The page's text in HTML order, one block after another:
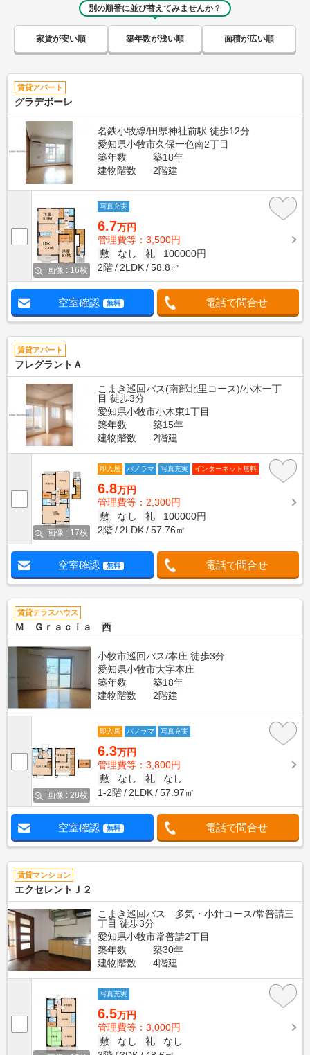
別の順番に並び替えてみませんか？
家賃が安い順 築年数が浅い順 面積が広い順
賃貸アパート
グラデボーレ
名鉄小牧線/田県神社前駅 徒歩12分
愛知県小牧市久保一色南2丁目
築年数
築18年
建物階数
2階建
画像 : 16枚
写真充実
6.7万円
管理費等：3,500円
敷
なし 礼
100000円
2階
2LDK 58.8㎡
空室確認 無料 電話で問合せ
賃貸アパート
フレグラントＡ
こまき巡回バス(南部北里コース)/小木一丁
目 徒歩3分
愛知県小牧市小木東1丁目
築年数
築15年
建物階数
2階建
画像 : 17枚
即入居 パノラマ 写真充実 インターネット無料
6.8万円
管理費等：2,300円
敷
なし 礼
100000円
2階
2LDK 57.76㎡
空室確認 無料 電話で問合せ
賃貸テラスハウス
Ｍ Ｇｒａｃｉａ 西
小牧市巡回バス/本庄 徒歩3分
愛知県小牧市大字本庄
築年数
築18年
建物階数
2階建
画像 : 28枚
即入居 パノラマ 写真充実
6.3万円
管理費等：3,800円
敷
なし 礼
なし
1-2階
2LDK 57.97㎡
空室確認 無料 電話で問合せ
賃貸マンション
エクセレントＪ２
こまき巡回バス 多気・小針コース/常普請三
丁目 徒歩3分
愛知県小牧市常普請2丁目
築年数
築30年
建物階数
4階建
写真充実
6.5万円
管理費等：3,000円
敷
なし 礼
なし